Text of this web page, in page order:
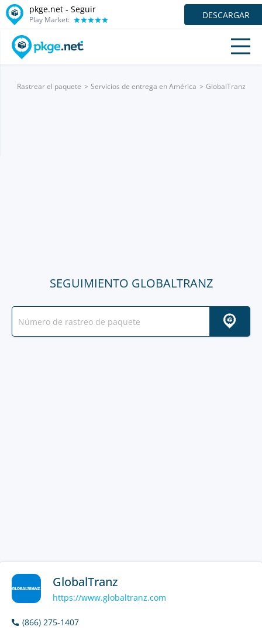
pkge.net - Seguir
Play Market: DESCARGAR
Rastrear el paquete Servicios de entrega en América GlobalTranz
SEGUIMIENTO GLOBALTRANZ
GlobalTranz
https://www.globaltranz.com
(866) 275-1407